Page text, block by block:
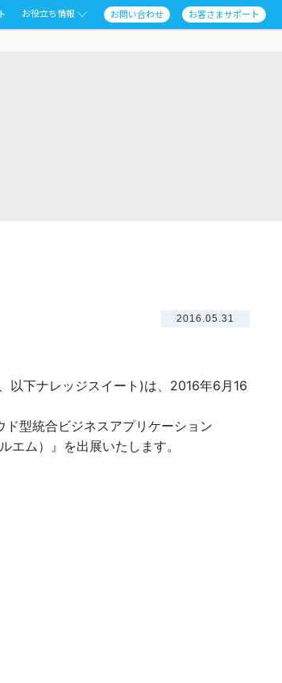
お役立ち情報 お問い合わせ お客さまサポート
2016.05.31
以下ナレッジスイート)は、2016年6月16
型統合ビジネスアプリケーション
ム）』を出展いたします。